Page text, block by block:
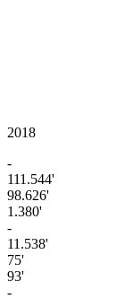
2018
-
111.544'
98.626'
1.380'
-
11.538'
75'
93'
-